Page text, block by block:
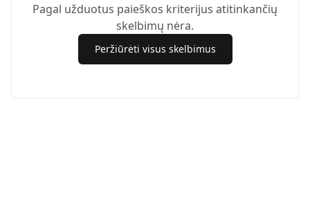
Pagal užduotus paieškos kriterijus atitinkančių
skelbimų nėra.
Peržiūrėti visus skelbimus